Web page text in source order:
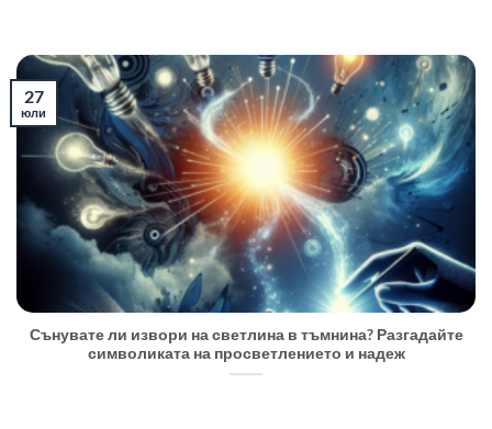
Сънувате ли извори на светлина в тъмнина? Разгадайте
символиката на просветлението и надеж
27
юли